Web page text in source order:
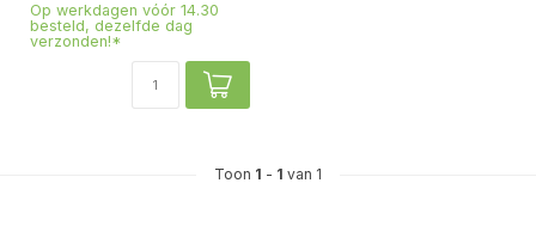
Op werkdagen vóór 14.30
besteld, dezelfde dag
verzonden!*
Toon 1 - 1 van 1